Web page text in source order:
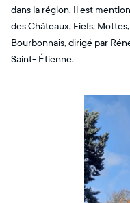
dans la région. Il est
des Châteaux, Fiefs,
Bourbonnais, dirigé par
Saint- Étienne.